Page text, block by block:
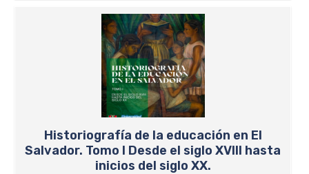
Historiografía de la educación en El
Salvador. Tomo I Desde el siglo XVIII hasta
inicios del siglo XX.